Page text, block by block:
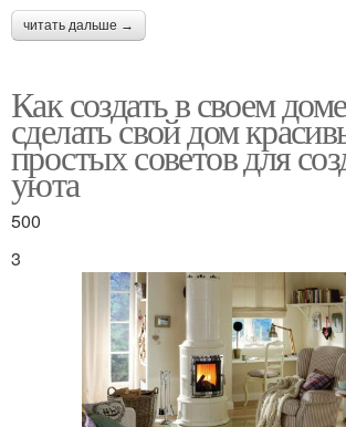
читать дальше →
Как создать в своем
сделать свой дом
простых советов для
уюта
500
3